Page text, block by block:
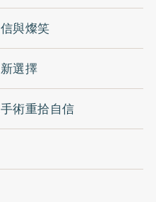
與燦笑
選擇
術重拾自信